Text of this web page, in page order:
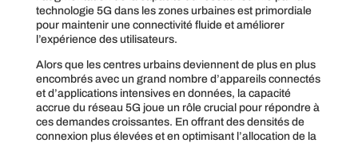
technologie 5G dans les zones urbaines est primordiale
pour maintenir une connectivité fluide et améliorer
l’expérience des utilisateurs.
Alors que les centres urbains deviennent de plus en plus
encombrés avec un grand nombre d’appareils connectés
et d’applications intensives en données, la capacité
accrue du réseau 5G joue un rôle crucial pour répondre à
ces demandes croissantes. En offrant des densités de
connexion plus élevées et en optimisant l’allocation de la